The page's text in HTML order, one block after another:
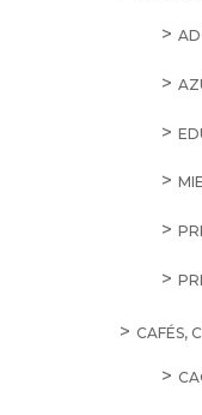
CAFÉS,